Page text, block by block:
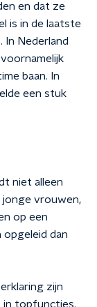
en dat ze
is in de laatste
In Nederland
baan. In
een stuk
niet alleen
vrouwen,
op een
dan
zijn
topfuncties.